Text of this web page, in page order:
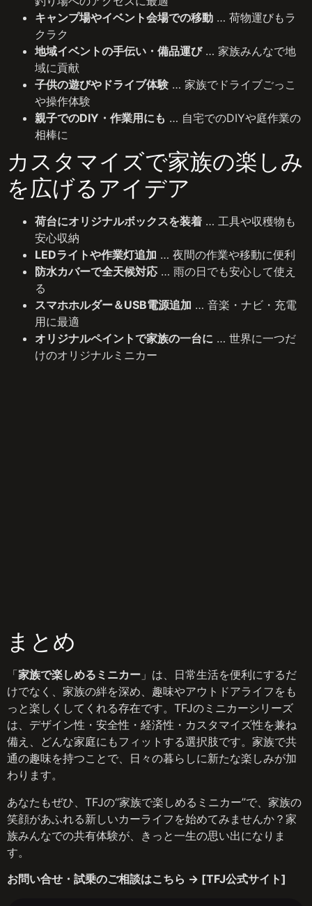
キャンプ場やイベント会場での移動 … 荷物運びもラ
クラク
地域イベントの手伝い・備品運び… 家族みんなで地
域に貢献
子供の遊びやドライブ体験 … 家族でドライブごっこ
や操作体験
親子でのDIY・作業用にも … 自宅でのDIYや庭作業の
相棒に
カスタマイズで家族の楽しみ
を広げるアイデア
荷台にオリジナルボックスを装着 … 工具や収穫物も
安心収納
LEDライトや作業灯追加 … 夜間の作業や移動に便利
防水カバーで全天候対応 … 雨の日でも安心して使え
る
スマホホルダー＆USB電源追加 … 音楽・ナビ・充電
用に最適
オリジナルペイントで家族の一台に … 世界に一つだ
けのオリジナルミニカー
まとめ
「家族で楽しめるミニカー 」は、日常生活を便利にするだ
けでなく、家族の絆を深め、趣味やアウトドアライフをも
っと楽しくしてくれる存在です。TFJのミニカーシリーズ
は、デザイン性・安全性・経済性・カスタマイズ性を兼ね
備え、どんな家庭にもフィットする選択肢です。家族で共
通の趣味を持つことで、日々の暮らしに新たな楽しみが加
わります。
あなたもぜひ、TFJの“家族で楽しめるミニカー”で、家族の
笑顔があふれる新しいカーライフを始めてみませんか？家
族みんなでの共有体験が、きっと一生の思い出になりま
す。
お問い合せ・試乗のご相談はこちら → [TFJ公式サイト]